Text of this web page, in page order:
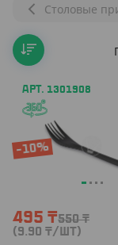
Столовые
АРТ. 1301908
-10%
495 ₸550₸
(9.90 ₸/ШТ)